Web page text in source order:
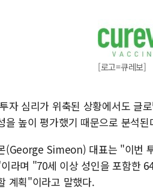
[로고=큐레보]
자 심리가 위축된 상황에서도 글
을 높이 평가했기 때문으로 분석된
(George Simeon) 대표는 "이번
라며 "70세 이상 성인을 포함한
계획"이라고 말했다.